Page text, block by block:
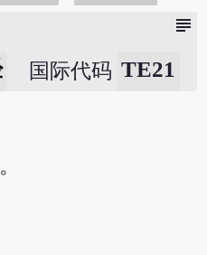
subject
国际代码 TE21